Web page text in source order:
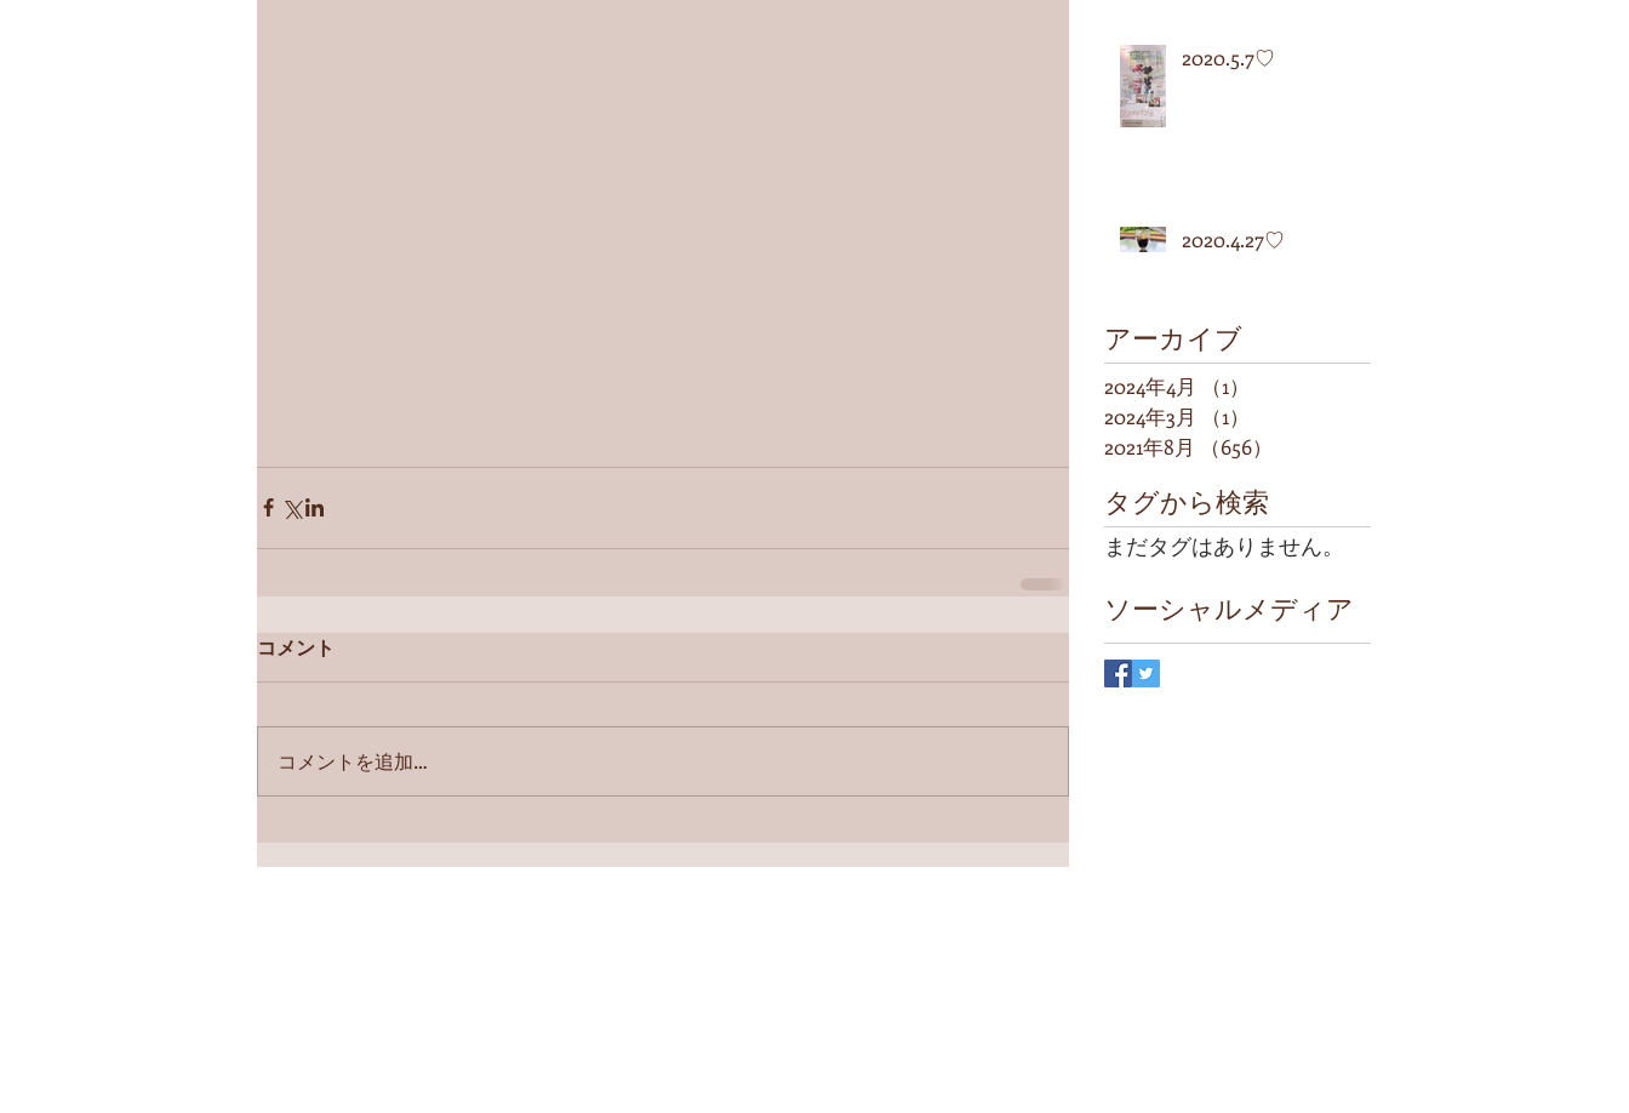
コメント
コメントを追加…
2020.5.7♡
2020.4.27♡
アーカイブ
2024年4月 （1）
2024年3月
（1）
2021年8月
（656）
タグから検索
まだタグはありません。
ソーシャルメディア